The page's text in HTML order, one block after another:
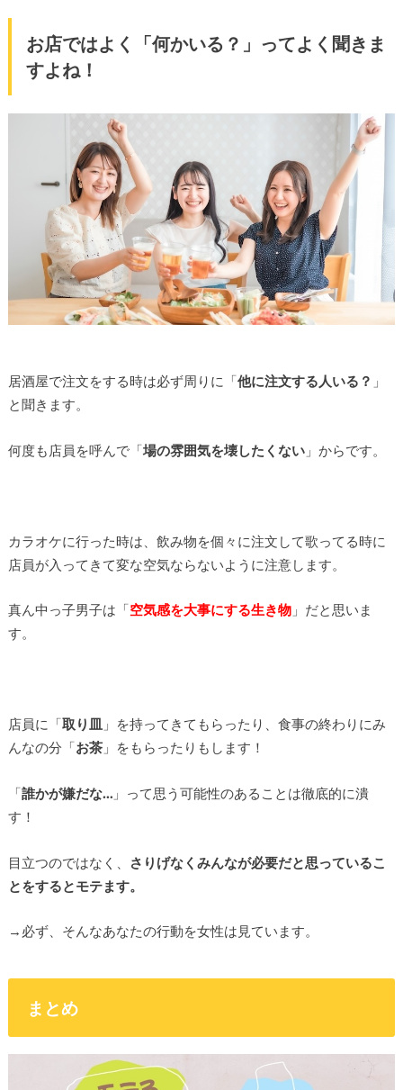
お店ではよく「何かいる？」ってよく聞きま
すよね！
居酒屋で注文をする時は必ず周りに「他に注文する人いる？ 」
と聞きます。
何度も店員を呼んで「場の雰囲気を壊したくない」からです。
カラオケに行った時は、飲み物を個々に注文して歌ってる時に
店員が入ってきて変な空気ならないように注意します。
真ん中っ子男子は「空気感を大事にする生き物」だと思いま
す。
店員に「取り皿 」を持ってきてもらったり、食事の終わりにみ
んなの分「お茶」をもらったりもします！
「誰かが嫌だな…」って思う可能性のあることは徹底的に潰
す！
目立つのではなく、
さりげなくみんなが必要だと思っているこ
とをするとモテます。
→必ず、そんなあなたの行動を女性は見ています。
まとめ